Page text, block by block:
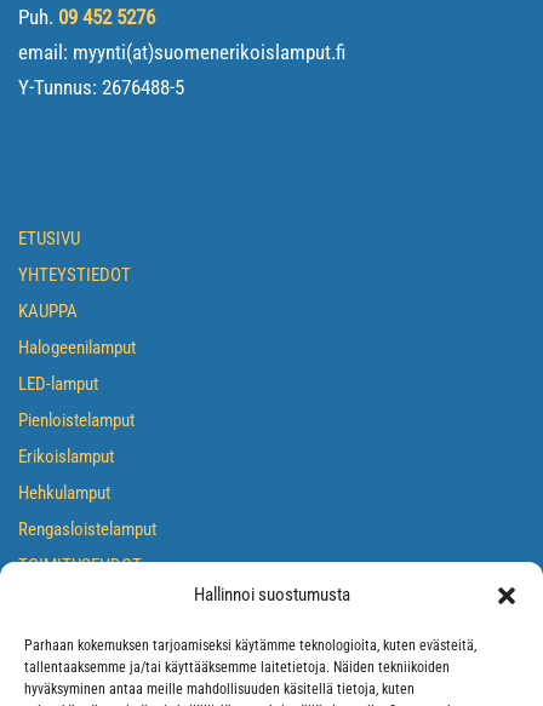
Hallinnoi suostumusta
Parhaan kokemuksen tarjoamiseksi käytämme teknologioita, kuten evästeitä,
tallentaaksemme ja/tai käyttääksemme laitetietoja. Näiden tekniikoiden
hyväksyminen antaa meille mahdollisuuden käsitellä tietoja, kuten
Puh. 09 452 5276
email: myynti(at)suomenerikoislamput.fi
Y-Tunnus: 2676488-5
ETUSIVU
YHTEYSTIEDOT
KAUPPA
Halogeenilamput
LED-lamput
Pienloistelamput
Erikoislamput
Hehkulamput
Rengasloistelamput
TOIMITUSEHDOT
EVÄSTEKÄYTÄNTÖ